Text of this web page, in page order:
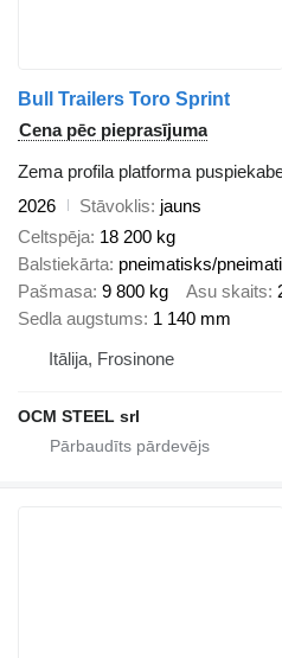
Bull Trailers Toro Sprint
Cena pēc pieprasījuma
Zema profila platforma
2026
Stāvoklis jauns
Celtspēja 18 200 kg
Balstiekārta pneimatisks/
Pašmasa 9 800 kg Asu skaits
Sedla augstums 1 140 mm
Itālija, Frosinone
OCM STEEL srl